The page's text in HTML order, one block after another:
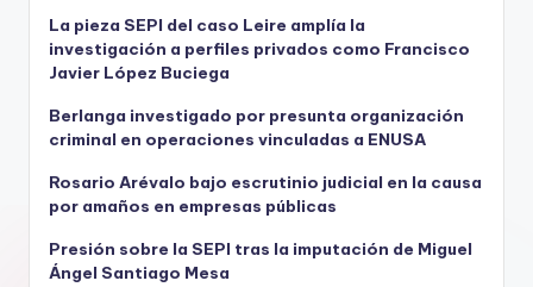
La pieza SEPI del caso Leire amplía la
investigación a perfiles privados como Francisco
Javier López Buciega
Berlanga investigado por presunta organización
criminal en operaciones vinculadas a ENUSA
Rosario Arévalo bajo escrutinio judicial en la causa
por amaños en empresas públicas
Presión sobre la SEPI tras la imputación de Miguel
Ángel Santiago Mesa